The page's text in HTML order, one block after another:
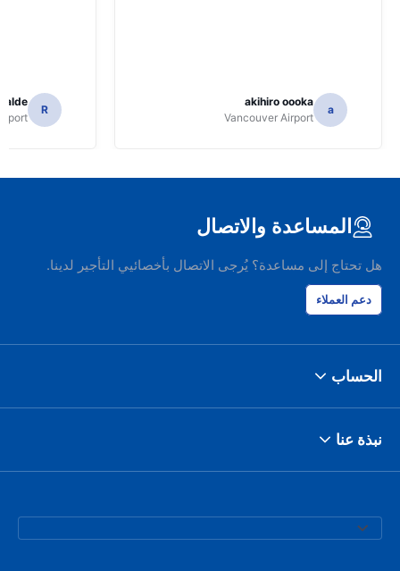
a
akihiro oooka
Vancouver Airport
R
المساعدة والاتصال
هل تحتاج إلى مساعدة؟ يُرجى الاتصال بأخصائيي التأجير لدينا.
دعم العملاء
الحساب
نبذة عنا